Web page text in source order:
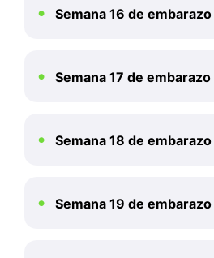
Semana 16 de embarazo
Semana 17 de embarazo
Semana 18 de embarazo
Semana 19 de embarazo